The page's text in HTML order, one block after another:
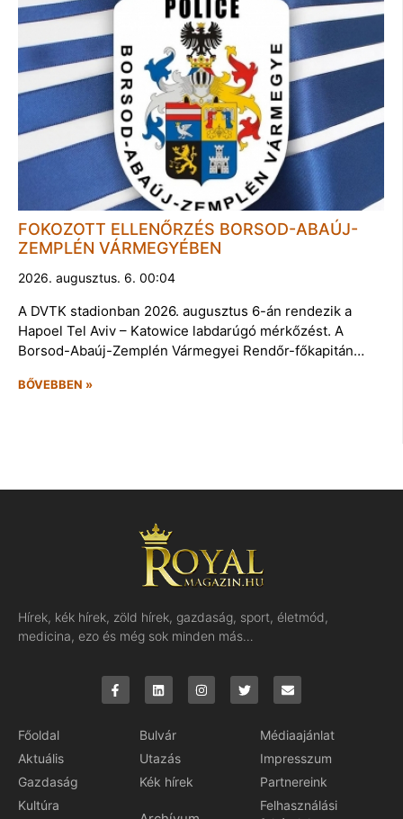
FOKOZOTT ELLENŐRZÉS BORSOD-ABAÚJ-
ZEMPLÉN VÁRMEGYÉBEN
2026. augusztus. 6. 00:04
A DVTK stadionban 2026. augusztus 6-án rendezik a
Hapoel Tel Aviv – Katowice labdarúgó mérkőzést. A
Borsod-Abaúj-Zemplén Vármegyei Rendőr-főkapitán…
BŐVEBBEN »
Hírek, kék hírek, zöld hírek, gazdaság, sport, életmód,
medicina, ezo és még sok minden más…
Főoldal
Aktuális
Gazdaság
Kultúra
Bulvár
Utazás
Kék hírek
Médiaajánlat
Impresszum
Partnereink
Felhasználási